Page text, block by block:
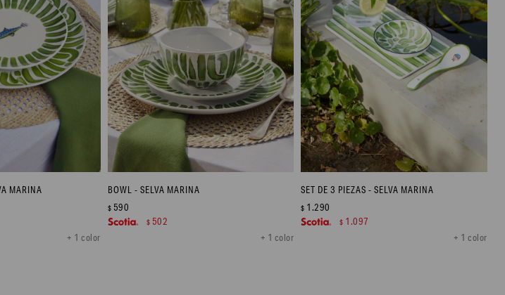
MARINA
+ 1 color
BOWL - SELVA MARINA
+ 1 color
$ 590
$ 502
SET DE 3 PIEZAS - SELVA MARINA
+ 1 color
$ 1.290
$ 1.097